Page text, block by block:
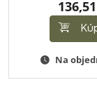
Na